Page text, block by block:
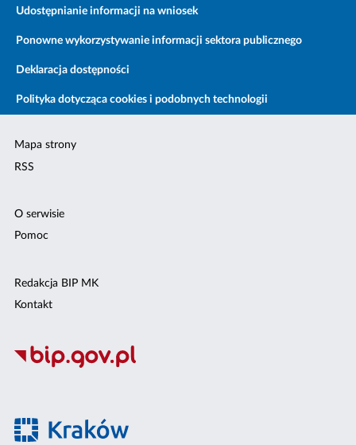
Udostępnianie informacji na wniosek
Ponowne wykorzystywanie informacji sektora publicznego
Deklaracja dostępności
Polityka dotycząca cookies i podobnych technologii
Mapa strony
RSS
O serwisie
Pomoc
Redakcja BIP MK
Kontakt